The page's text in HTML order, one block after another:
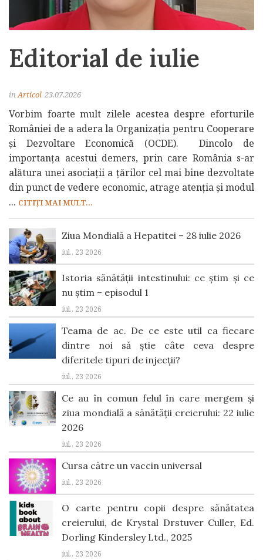
Editorial de iulie
inArticol 23.07.2026
Vorbim foarte mult zilele acestea despre eforturile
României de a adera la Organizația pentru Cooperare
și Dezvoltare Economică (OCDE). Dincolo de
importanța acestui demers, prin care România s-ar
alătura unei asociații a țărilor cel mai bine dezvoltate
din punct de vedere economic, atrage atenția și modul
... CITIȚI MAI MULT...
Ziua Mondială a Hepatitei – 28 iulie 2026
iul., 23 2026
Istoria sănătății intestinului: ce știm și ce
nu știm – episodul 1
iul., 23 2026
Teama de ac. De ce este util ca fiecare
dintre noi să știe câte ceva despre
diferitele tipuri de injecții?
iul., 23 2026
Ce au în comun felul în care mergem și
ziua mondială a sănătății creierului: 22 iulie
2026
iul., 23 2026
Cursa către un vaccin universal
iul., 23 2026
O carte pentru copii despre sănătatea
creierului, de Krystal Drstuver Culler, Ed.
Dorling Kindersley Ltd., 2025
iul., 23 2026